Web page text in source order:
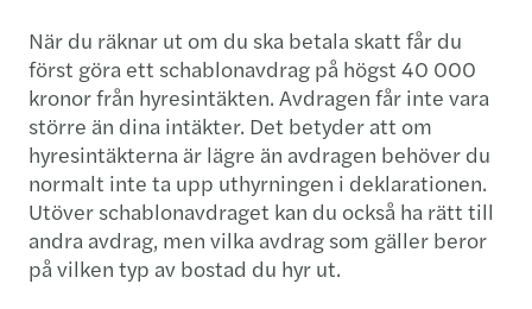
När du räknar ut om du ska betala skatt får du
först göra ett schablonavdrag på högst 40 000
kronor från hyresintäkten. Avdragen får inte vara
större än dina intäkter. Det betyder att om
hyresintäkterna är lägre än avdragen behöver du
normalt inte ta upp uthyrningen i deklarationen.
Utöver schablonavdraget kan du också ha rätt till
andra avdrag, men vilka avdrag som gäller beror
på vilken typ av bostad du hyr ut.